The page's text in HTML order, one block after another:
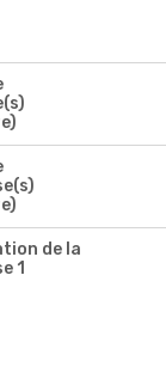
de la
1